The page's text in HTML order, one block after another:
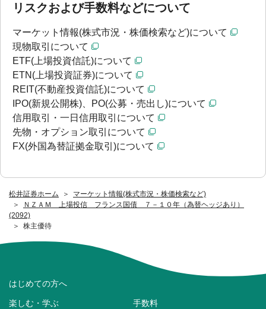
松井証券ホーム
マーケット情報(株式市況・株価検索など)
ＮＺＡＭ 上場投信 フランス国債 ７－１０年（為替ヘッジあり）
(2092)
株主優待
リスクおよび手数料などについて
マーケット情報(株式市況・株価検索など)について
現物取引について
ETF(上場投資信託)について
ETN(上場投資証券)について
REIT(不動産投資信託)について
IPO(新規公開株)、PO(公募・売出し)について
信用取引・一日信用取引について
先物・オプション取引について
FX(外国為替証拠金取引)について
はじめての方へ
楽しむ・学ぶ 手数料